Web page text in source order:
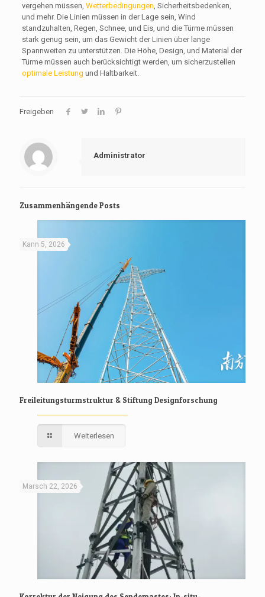
vergehen müssen, Wetterbedingungen , Sicherheitsbedenken,
und mehr. Die Linien müssen in der Lage sein, Wind
standzuhalten, Regen, Schnee, und Eis, und die Türme müssen
stark genug sein, um das Gewicht der Linien über lange
Spannweiten zu unterstützen. Die Höhe, Design, und Material der
Türme müssen auch berücksichtigt werden, um sicherzustellen
optimale Leistung und Haltbarkeit.
Freigeben
Administrator
Zusammenhängende Posts
Kann 5, 2026
Freileitungsturmstruktur & Stiftung Designforschung
Weiterlesen
Marsch 22, 2026